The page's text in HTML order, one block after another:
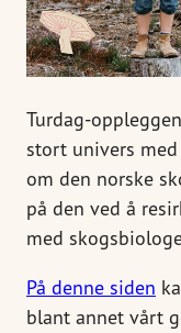
Turdag-
stort univers
om den norske
på den ved å
med
På denne siden
blant annet vårt